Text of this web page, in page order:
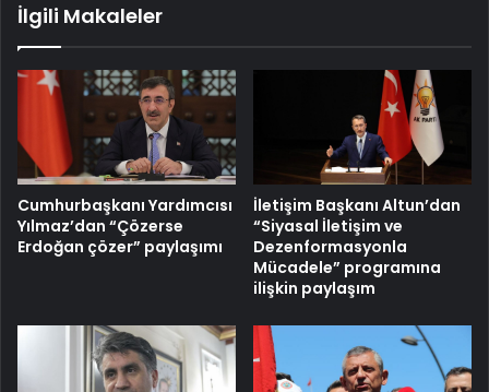
İlgili Makaleler
Cumhurbaşkanı Yardımcısı
Yılmaz’dan “Çözerse
Erdoğan çözer” paylaşımı
İletişim Başkanı Altun’dan
“Siyasal İletişim ve
Dezenformasyonla
Mücadele” programına
ilişkin paylaşım